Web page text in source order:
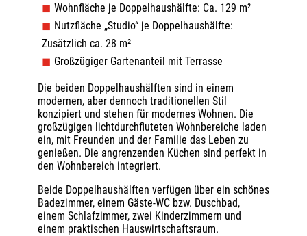
Wohnfläche je Doppelhaushälfte: Ca. 129 m²
Nutzfläche „Studio“ je Doppelhaushälfte:
Zusätzlich ca. 28 m²
Großzügiger Gartenanteil mit Terrasse
Die beiden Doppelhaushälften sind in einem
modernen, aber dennoch traditionellen Stil
konzipiert und stehen für modernes Wohnen. Die
großzügigen lichtdurchfluteten Wohnbereiche laden
ein, mit Freunden und der Familie das Leben zu
genießen. Die angrenzenden Küchen sind perfekt in
den Wohnbereich integriert.
Beide Doppelhaushälften verfügen über ein schönes
Badezimmer, einem Gäste-WC bzw. Duschbad,
einem Schlafzimmer, zwei Kinderzimmern und
einem praktischen Hauswirtschaftsraum.